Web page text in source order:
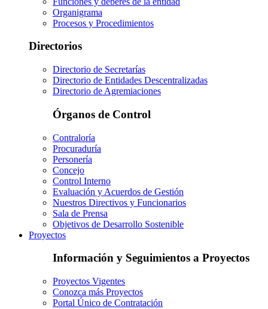
Organigrama
Procesos y Procedimientos
Directorios
Directorio de Secretarías
Directorio de Entidades Descentralizadas
Directorio de Agremiaciones
Órganos de Control
Contraloría
Procuraduría
Personería
Concejo
Control Interno
Evaluación y Acuerdos de Gestión
Nuestros Directivos y Funcionarios
Sala de Prensa
Objetivos de Desarrollo Sostenible
Proyectos
Información y Seguimientos a Proyectos
Proyectos Vigentes
Conozca más Proyectos
Portal Único de Contratación